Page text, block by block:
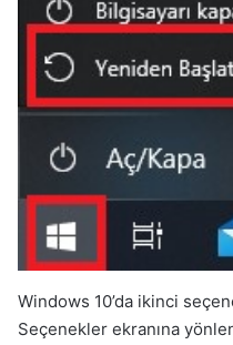
Windows 10’da ikinci
Seçenekler ekranına